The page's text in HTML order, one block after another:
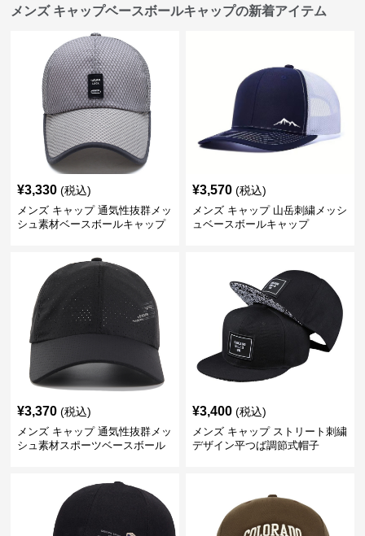
メンズ キャップベースボールキャップの新着アイテム
¥3,330 (税込)
メンズ キャップ 通気性抜群メッ
シュ素材ベースボールキャップ
¥3,570 (税込)
メンズ キャップ 山岳刺繍メッシ
ュベースボールキャップ
¥3,370 (税込)
メンズ キャップ 通気性抜群メッ
シュ素材スポーツベースボール
¥3,400 (税込)
メンズ キャップ ストリート刺繍
デザイン平つば調節式帽子